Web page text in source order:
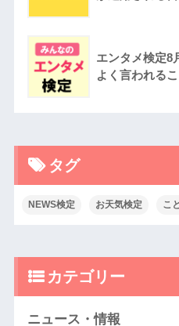
エンタメ検定8
よく言われる
タグ
NEWS検定 お天気検定 こ
カテゴリー
ニュース・情報